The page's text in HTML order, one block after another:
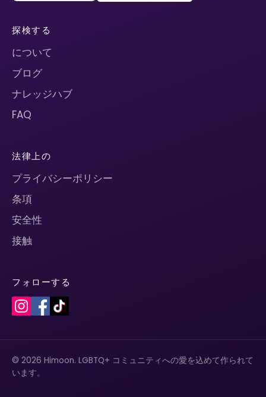
探検する
について
ブログ
ナレッジハブ
FAQ
法律上の
プライバシーポリシー
条項
安全性
接触
フォローする
© 2026 Himoon. LGBTQ+ コミュニティへの愛を込めて作られて
います。